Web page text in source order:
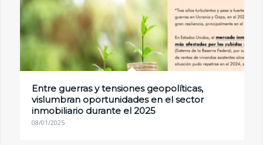
Entre guerras y tensiones geopolíticas,
vislumbran oportunidades en el sector
inmobiliario durante el 2025
08/01/2025